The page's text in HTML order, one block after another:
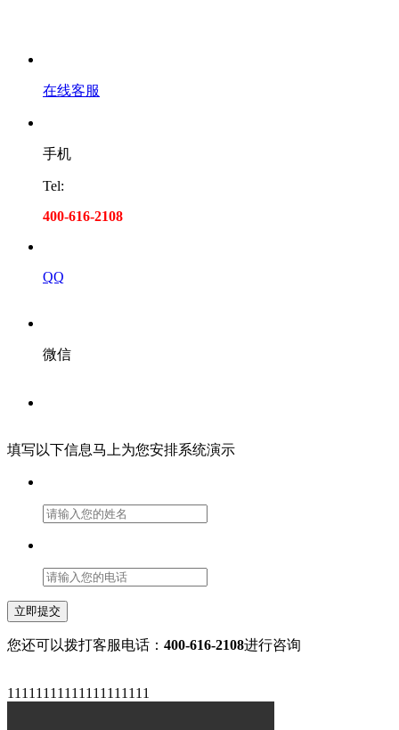
在线客服
手机
Tel:
400-616-2108
QQ
微信
填写以下信息马上为您安排系统演示
立即提交
您还可以拨打客服电话： 400-616-2108进行咨询
11111111111111111111